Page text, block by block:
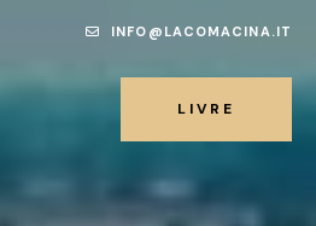
INFO@LACOMACINA.IT
LIVRE
LIVRE